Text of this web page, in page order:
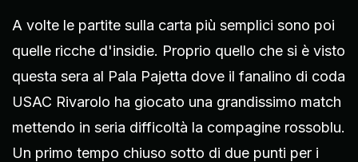
A volte le partite sulla carta più semplici sono poi
quelle ricche d'insidie. Proprio quello che si è visto
questa sera al Pala Pajetta dove il fanalino di coda
USAC Rivarolo ha giocato una grandissimo match
mettendo in seria difficoltà la compagine rossoblu.
Un primo tempo chiuso sotto di due punti per i